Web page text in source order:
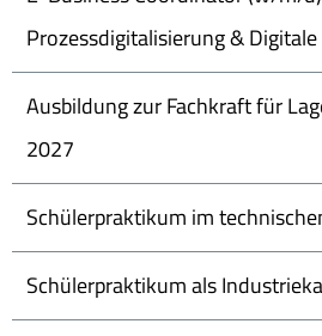
Prozessdigitalisierung &
Ausbildung zur Fachkraft für
2027
Schülerpraktikum im
Schülerpraktikum als